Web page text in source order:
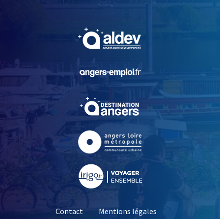
, Ouvre une nouvelle
, Ouvre une nouvelle
Contact Mentions légales